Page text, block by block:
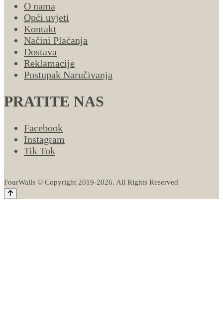
O nama
Opći uvjeti
Kontakt
Načini Plaćanja
Dostava
Reklamacije
Postupak Naručivanja
PRATITE NAS
Facebook
Instagram
Tik Tok